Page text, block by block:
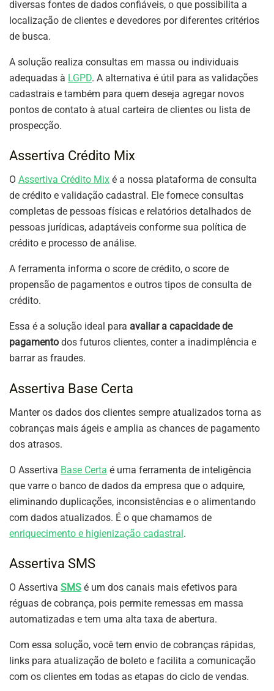
diversas fontes de dados confiáveis, o que possibilita a
localização de clientes e devedores por diferentes critérios
de busca.
A solução realiza consultas em massa ou individuais
adequadas à LGPD. A alternativa é útil para as validações
cadastrais e também para quem deseja agregar novos
pontos de contato à atual carteira de clientes ou lista de
prospecção.
Assertiva Crédito Mix
O Assertiva Crédito Mix é a nossa plataforma de consulta
de crédito e validação cadastral. Ele fornece consultas
completas de pessoas físicas e relatórios detalhados de
pessoas jurídicas, adaptáveis conforme sua política de
crédito e processo de análise.
A ferramenta informa o score de crédito, o score de
propensão de pagamentos e outros tipos de consulta de
crédito.
Essa é a solução ideal para avaliar a capacidade de
pagamento dos futuros clientes, conter a inadimplência e
barrar as fraudes.
Assertiva Base Certa
Manter os dados dos clientes sempre atualizados torna as
cobranças mais ágeis e amplia as chances de pagamento
dos atrasos.
O Assertiva Base Certa é uma ferramenta de inteligência
que varre o banco de dados da empresa que o adquire,
eliminando duplicações, inconsistências e o alimentando
com dados atualizados. É o que chamamos de
enriquecimento e higienização cadastral.
Assertiva SMS
O Assertiva SMS é um dos canais mais efetivos para
réguas de cobrança, pois permite remessas em massa
automatizadas e tem uma alta taxa de abertura.
Com essa solução, você tem envio de cobranças rápidas,
links para atualização de boleto e facilita a comunicação
com os clientes em todas as etapas do ciclo de vendas.